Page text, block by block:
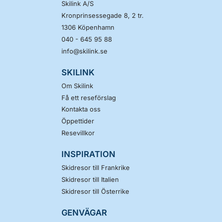
Skilink A/S
Kronprinsessegade 8, 2 tr.
1306 Köpenhamn
040 - 645 95 88
info@skilink.se
SKILINK
Om Skilink
Få ett reseförslag
Kontakta oss
Öppettider
Resevillkor
INSPIRATION
Skidresor till Frankrike
Skidresor till Italien
Skidresor till Österrike
GENVÄGAR